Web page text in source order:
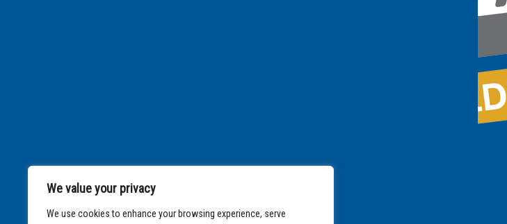
We value your privacy
We use cookies to enhance your browsing experience, serve